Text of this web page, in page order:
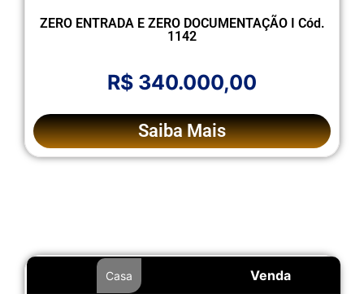
ZERO ENTRADA E ZERO DOCUMENTAÇÃO I Cód.
1142
R$ 340.000,00
Saiba Mais
Venda
Casa